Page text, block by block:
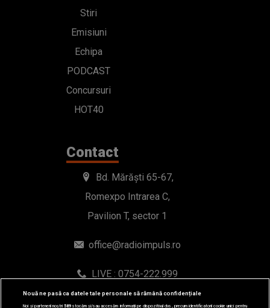
Stiri
Emisiuni
Echipa
PODCAST
Concursuri
HOT40
Contact
Bd. Mărăști 65-67,
Romexpo Intrarea C,
Pavilion T, sector 1
office@radioimpuls.ro
LIVE : 0754-222.999
WhatsApp: 0754-222.999
Nouă ne pasă ca datele tale personale să rămână confidențiale
Noi și partenerii noștri589stocăm și/sau accesăm informații pe dispozitivul dvs., precum identificatorii cookie unici pentru